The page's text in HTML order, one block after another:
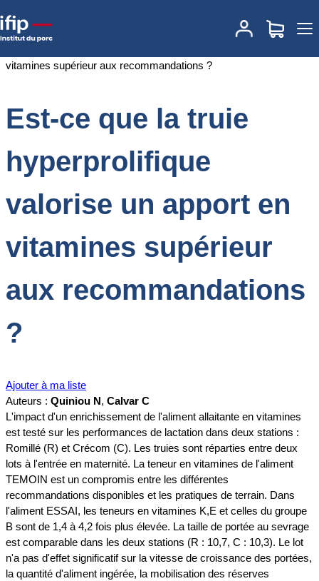
Accueil
Est-ce que la truie hyperprolifique
valorise un apport en vitamines supérieur aux recommandations ?
Est-ce que la truie
hyperprolifique
valorise un apport en
vitamines supérieur
aux recommandations
?
Ajouter à ma liste
Auteurs : Quiniou N, Calvar C
L'impact d'un enrichissement de l'aliment allaitante en vitamines
est testé sur les performances de lactation dans deux stations :
Romillé (R) et Crécom (C). Les truies sont réparties entre deux
lots à l'entrée en maternité. La teneur en vitamines de l'aliment
TEMOIN est un compromis entre les différentes
recommandations disponibles et les pratiques de terrain. Dans
l'aliment ESSAI, les teneurs en vitamines K,E et celles du groupe
B sont de 1,4 à 4,2 fois plus élevée. La taille de portée au sevrage
est comparable dans les deux stations (R : 10,7, C : 10,3). Le lot
n'a pas d'effet significatif sur la vitesse de croissance des portées,
la quantité d'aliment ingérée, la mobilisation des réserves